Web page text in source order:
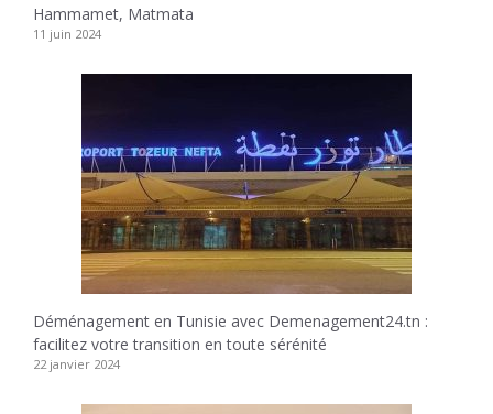
Hammamet, Matmata
11 juin 2024
Déménagement en Tunisie avec Demenagement24.tn :
facilitez votre transition en toute sérénité
22 janvier 2024